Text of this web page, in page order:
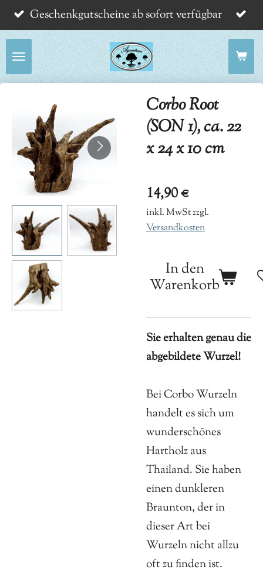
Zum
Hauptinhalt
springen
Geschenkgutscheine ab sofort verfügbar
Corbo Root
(SON 1), ca. 22
x 24 x 10 cm
14,90 €
inkl. MwSt zzgl.
Versandkosten
In den
Warenkorb
Sie erhalten genau die
abgebildete Wurzel!
Bei Corbo Wurzeln
handelt es sich um
wunderschönes
Hartholz aus
Thailand. Sie haben
einen dunkleren
Braunton, der in
dieser Art bei
Wurzeln nicht allzu
oft zu finden ist.